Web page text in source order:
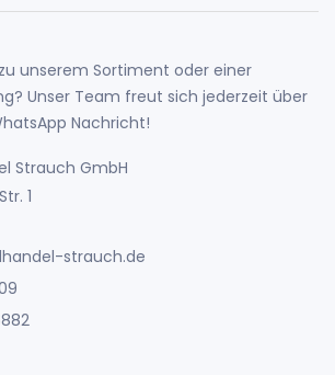
unserem Sortiment oder einer
Unser Team freut sich jederzeit über
Nachricht!
Strauch GmbH
1
strauch.de